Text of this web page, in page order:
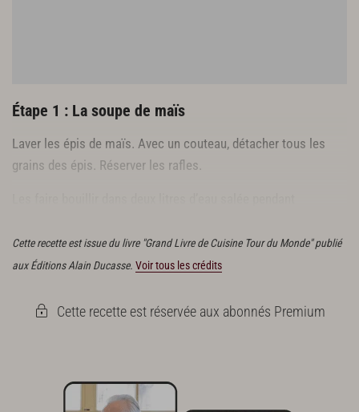
Étape 1 : La soupe de maïs
Laver les épis de maïs. Avec un couteau, détacher tous les
grains des épis. Réserver les rafles.
Cette recette est issue du livre "Grand Livre de Cuisine Tour du Monde" publié
aux Éditions Alain Ducasse. Voir tous les crédits
Cette recette est réservée aux abonnés Premium